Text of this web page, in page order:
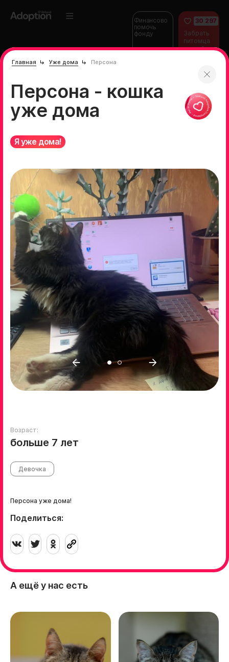
Финансово
помочь
фонду
30 297
Забрать
питомца
домой
Главная Уже дома Персона
Персона - кошка
уже дома
Я уже дома!
Возраст:
больше 7 лет
Девочка
Персона уже дома!
Поделиться:
А ещё у нас есть